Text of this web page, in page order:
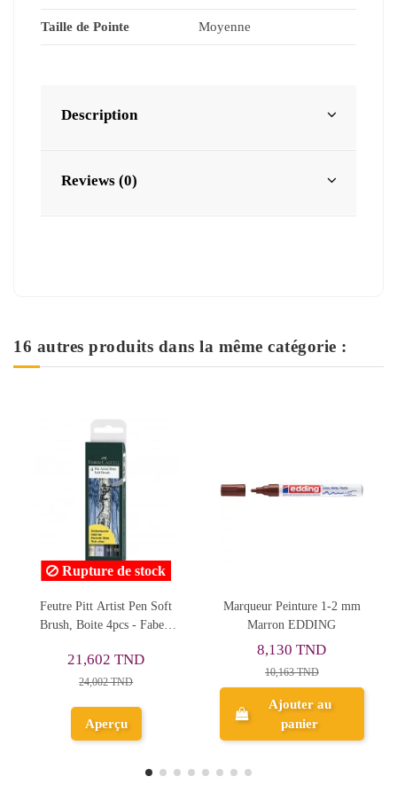
Taille de Pointe Moyenne
Description
Reviews (0)
16 autres produits dans la même catégorie :
Marqueur Peinture 1-2 mm
Marron EDDING
Ajouter au
Feutres Pitt Artist Pen,
Boite de 12, Couleurs
Portrait - Faber-Castell
71,286 TND
79,206 TND
Ajouter au
panier